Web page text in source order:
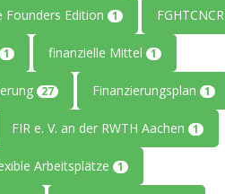
Founders Edition 1 FGHTCNCR
1 finanzielle Mittel 1
27 Finanzierungsplan 1
FIR e. V. an der RWTH Aachen 1
Arbeitsplätze 1